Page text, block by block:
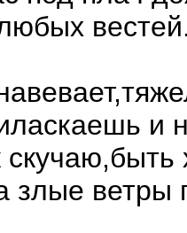
и
скучаю,быть
ветры